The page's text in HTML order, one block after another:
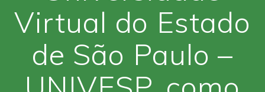
Virtual do Estado
de São Paulo –